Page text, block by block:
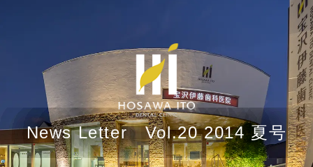
News Letter Vol.20 2014 夏号